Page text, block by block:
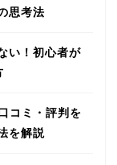
思考法
い！初心者が
コミ・評判を
を解説